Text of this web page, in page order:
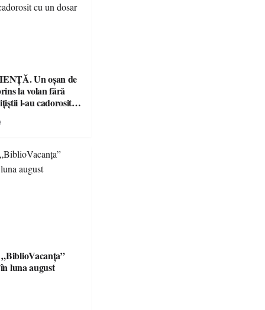
Un oșan de
la volan fără
l-au cadorosit
luna august